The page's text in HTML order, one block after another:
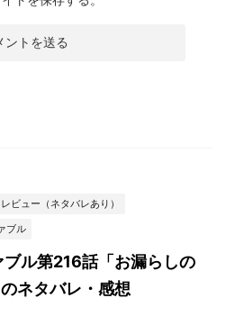
ビュー（ネタバレあり）
ブル
ブル第216話「お漏らしの
ネタバレ・感想